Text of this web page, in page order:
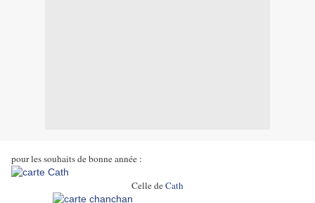
pour les souhaits de bonne année :
Celle deCath